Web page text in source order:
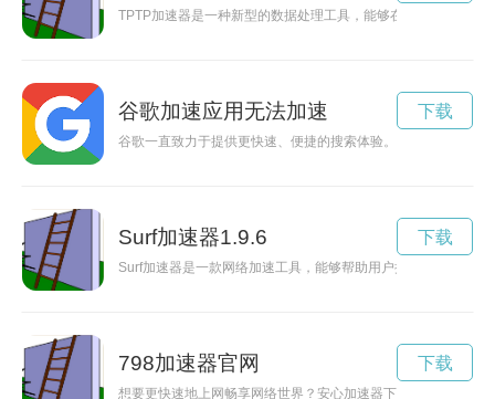
TPTP加速器是一种新型的数据处理工具，能够在加速数据计算
谷歌加速应用无法加速
谷歌一直致力于提供更快速、便捷的搜索体验。通过不断优化
下载
Surf加速器1.9.6
Surf加速器是一款网络加速工具，能够帮助用户提升网络连接
下载
798加速器官网
想要更快速地上网畅享网络世界？安心加速器下载官网是您的
下载